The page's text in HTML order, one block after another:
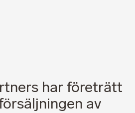
har företrätt
av